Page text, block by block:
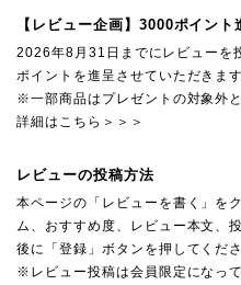
【レビュー企画】3000ポイント
2026年8月31日までにレビューを
ポイントを進呈させていただきます
※一部商品はプレゼントの対象外と
詳細はこちら＞＞＞
レビューの投稿方法
本ページの「レビューを書く」を
ム、おすすめ度、レビュー本文、
後に「登録」ボタンを押してくださ
※レビュー投稿は会員限定になっ